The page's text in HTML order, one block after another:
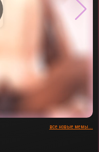
все новые мемы...